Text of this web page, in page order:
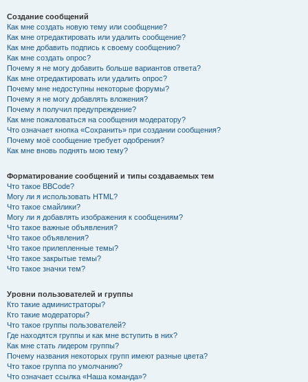
Создание сообщений
Как мне создать новую тему или сообщение?
Как мне отредактировать или удалить сообщение?
Как мне добавить подпись к своему сообщению?
Как мне создать опрос?
Почему я не могу добавить больше вариантов ответа?
Как мне отредактировать или удалить опрос?
Почему мне недоступны некоторые форумы?
Почему я не могу добавлять вложения?
Почему я получил предупреждение?
Как мне пожаловаться на сообщения модератору?
Что означает кнопка «Сохранить» при создании сообщения?
Почему моё сообщение требует одобрения?
Как мне вновь поднять мою тему?
Форматирование сообщений и типы создаваемых тем
Что такое BBCode?
Могу ли я использовать HTML?
Что такое смайлики?
Могу ли я добавлять изображения к сообщениям?
Что такое важные объявления?
Что такое объявления?
Что такое прилепленные темы?
Что такое закрытые темы?
Что такое значки тем?
Уровни пользователей и группы
Кто такие администраторы?
Кто такие модераторы?
Что такое группы пользователей?
Где находятся группы и как мне вступить в них?
Как мне стать лидером группы?
Почему названия некоторых групп имеют разные цвета?
Что такое группа по умолчанию?
Что означает ссылка «Наша команда»?